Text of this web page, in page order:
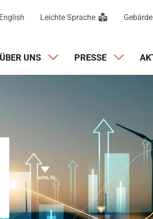
English Leichte Sprache
ÜBER UNS PRESSE